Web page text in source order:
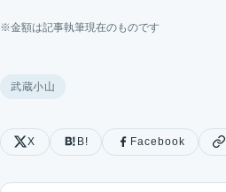
※金額は記事執筆現在のものです
武蔵小山
X B! Facebook